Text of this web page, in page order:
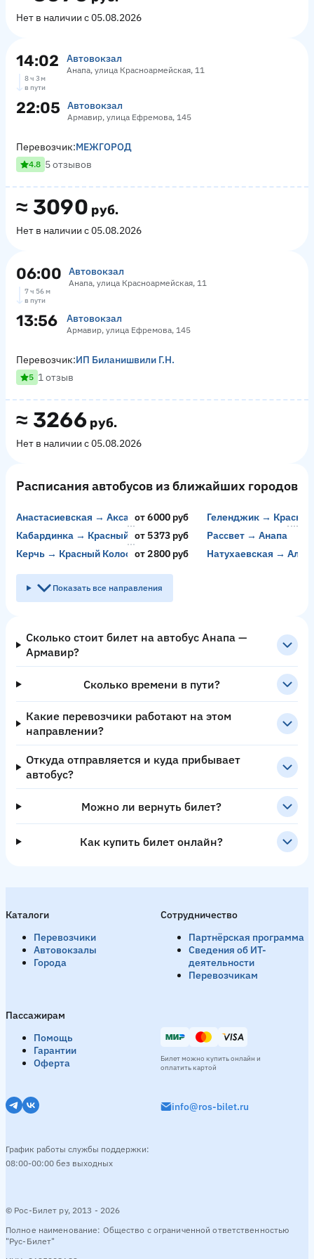
Нет в наличии с 05.08.2026
14:02 Автовокзал
Анапа, улица Красноармейская, 11
8 ч 3 м
в пути
22:05 Автовокзал
Армавир, улица Ефремова, 145
≈ 3090 руб.
Нет в наличии с 05.08.2026
Перевозчик:МЕЖГОРОД
4.8 5 отзывов
06:00 Автовокзал
Анапа, улица Красноармейская, 11
7 ч 56 м
в пути
13:56 Автовокзал
Армавир, улица Ефремова, 145
≈ 3266 руб.
Нет в наличии с 05.08.2026
Перевозчик:ИП Биланишвили Г.Н.
5 1 отзыв
Расписания автобусов из ближайших городов
Анастасиевская → Аксай от 6000 руб
Геленджик →
Кабардинка → Красный Колосот 5373 руб
Рассвет → Анапа
Керчь → Красный Колос от 2800 руб Натухаевская →
Показать все направления
Сколько стоит билет на автобус Анапа —
Армавир?
Сколько времени в пути?
Какие перевозчики работают на этом
направлении?
Откуда отправляется и куда прибывает
автобус?
Можно ли вернуть билет?
Как купить билет онлайн?
Каталоги
Перевозчики
Автовокзалы
Города
Пассажирам
Помощь
Гарантии
Оферта
Сотрудничество
Партнёрская программа
Сведения об ИТ-
деятельности
Перевозчикам
© Рос-Билет ру, 2013 - 2026
Полное наименование: Общество с ограниченной ответственностью
"Рус-Билет"
info@ros-bilet.ru
График работы службы поддержки:
08:00-00:00 без выходных
Билет можно купить онлайн и
оплатить картой